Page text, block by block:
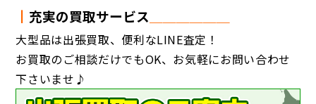
┃ 充実の買取サービス
大型品は出張買取、便利なLINE査定！
お買取のご相談だけでもOK、お気軽にお問い合わせ
下さいませ♪